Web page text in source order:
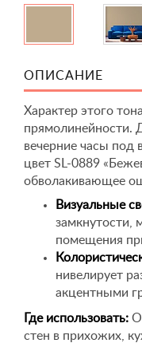
ОПИСАНИЕ
Характер этого
прямолинейности.
вечерние часы под
цвет SL-0889
обволакивающее
Визуальные
замкнутости,
помещения
нивелирует
акцентными
Где использовать:
стен в прихожих,